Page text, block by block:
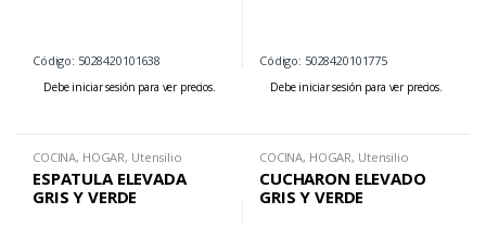
Código: 5028420101638
Debe iniciar sesión para ver precios.
Código: 5028420101775
Debe iniciar sesión para ver precios.
COCINA, HOGAR, Utensilio
ESPATULA ELEVADA
GRIS Y VERDE
COCINA, HOGAR, Utensilio
CUCHARON ELEVADO
GRIS Y VERDE